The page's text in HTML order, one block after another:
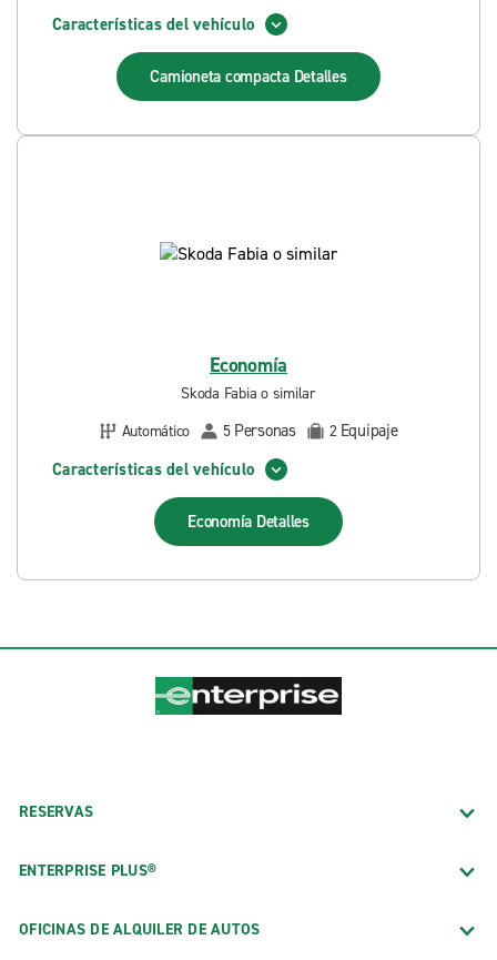
Características del vehículo
Camioneta compacta Detalles
Economía
Skoda Fabia o similar
Automático
5 Personas 2 Equipaje
Características del vehículo
Economía Detalles
RESERVAS
ENTERPRISE PLUS®
OFICINAS DE ALQUILER DE AUTOS